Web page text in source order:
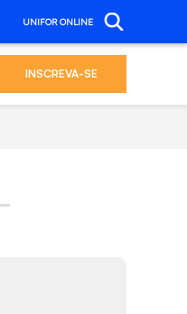
UNIFOR ONLINE
INSCREVA-SE